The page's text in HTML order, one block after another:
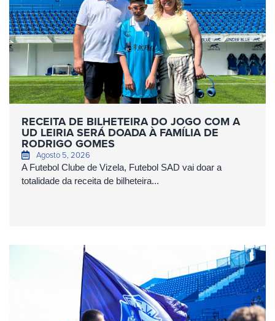
RECEITA DE BILHETEIRA DO JOGO COM A
UD LEIRIA SERÁ DOADA À FAMÍLIA DE
RODRIGO GOMES
Agosto 5, 2026
A Futebol Clube de Vizela, Futebol SAD vai doar a
totalidade da receita de bilheteira...